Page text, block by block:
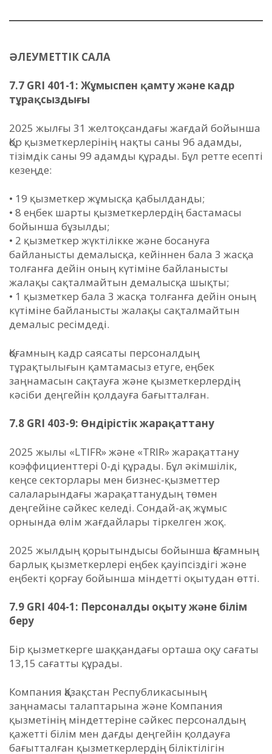
ӘЛЕУМЕТТІК САЛА
7.7 GRI 401-1: Жұмыспен қамту және кадр
тұрақсыздығы
2025 жылғы 31 желтоқсандағы жағдай бойынша
Қор қызметкерлерінің нақты саны 96 адамды,
тізімдік саны 99 адамды құрады. Бұл ретте есепті
кезеңде:
• 19 қызметкер жұмысқа қабылданды;
• 8 еңбек шарты қызметкерлердің бастамасы
бойынша бұзылды;
• 2 қызметкер жүктілікке және босануға
байланысты демалысқа, кейіннен бала 3 жасқа
толғанға дейін оның күтіміне байланысты
жалақы сақталмайтын демалысқа шықты;
• 1 қызметкер бала 3 жасқа толғанға дейін оның
күтіміне байланысты жалақы сақталмайтын
демалыс ресімдеді.
Қоғамның кадр саясаты персоналдың
тұрақтылығын қамтамасыз етуге, еңбек
заңнамасын сақтауға және қызметкерлердің
кәсіби деңгейін қолдауға бағытталған.
7.8 GRI 403-9: Өндірістік жарақаттану
2025 жылы «LTIFR» және «TRIR» жарақаттану
коэффициенттері 0-ді құрады. Бұл әкімшілік,
кеңсе секторлары мен бизнес-қызметтер
салаларындағы жарақаттанудың төмен
деңгейіне сәйкес келеді. Сондай-ақ жұмыс
орнында өлім жағдайлары тіркелген жоқ.
2025 жылдың қорытындысы бойынша Қоғамның
барлық қызметкерлері еңбек қауіпсіздігі және
еңбекті қорғау бойынша міндетті оқытудан өтті.
7.9 GRI 404-1: Персоналды оқыту және білім
беру
Бір қызметкерге шаққандағы орташа оқу сағаты
13,15 сағатты құрады.
Компания Қазақстан Республикасының
заңнамасы талаптарына және Компания
қызметінің міндеттеріне сәйкес персоналдың
қажетті білім мен дағды деңгейін қолдауға
бағытталған қызметкерлердің біліктілігін